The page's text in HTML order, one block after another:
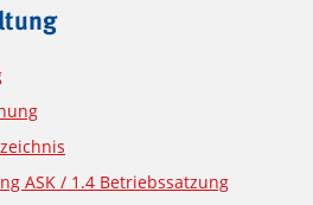
ASK / 1.4 Betriebssatzung